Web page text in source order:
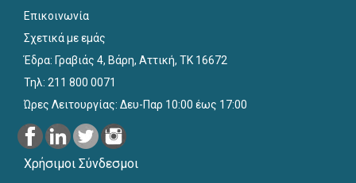
Επικοινωνία
Σχετικά με εμάς
Έδρα: Γραβιάς 4, Βάρη, Αττική, ΤΚ 16672
Τηλ: 211 800 0071
Ώρες Λειτουργίας: Δευ-Παρ 10:00 έως 17:00
Χρήσιμοι Σύνδεσμοι